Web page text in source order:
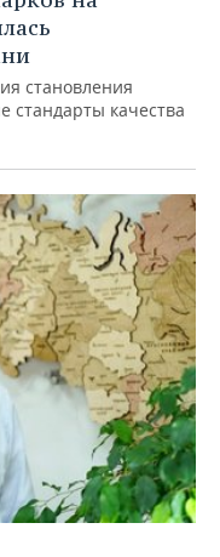
становления
стандарты качества